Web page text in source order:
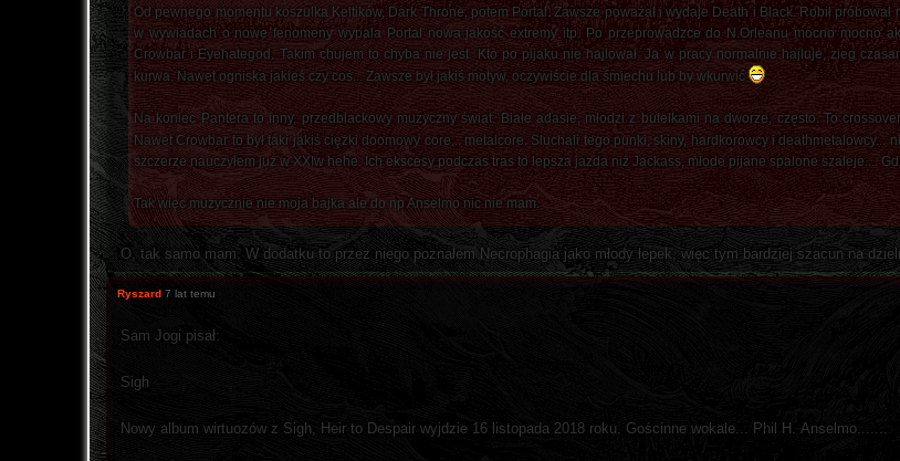
Od pewnego momentu koszulka Keltików, Dark Throne, potem Portal. Zawsze poważał i wydaje Death i Black. Robił
w wywiadach o nowe fenomeny wypala Portal nowa jakość extremy itp. Po przeprowadzce do N.Orleanu mocno mocno
Crowbar i Eyehategod. Takim chujem to chyba nie jest. Kto po pijaku nie hajlował. Ja w pracy normalnie hajluje, zieg
kurwa. Nawet ogniska jakieś czy coś... Zawsze był jakiś motyw, oczywiście dla śmiechu lub by wkurwić
Na koniec Pantera to inny, przedblackowy muzyczny świat. Białe adasie, młodzi z butelkami na dworze, często. To
Nawet Crowbar to był taki jakiś ciężki doomowy core... metalcore. Sluchali tego punki, skiny, hardkorowcy i deathmetalowcy...
szczerze nauczyłem już w XXIw hehe. Ich ekscesy podczas tras to lepsza jazda niż Jackass, młode pijane spalone szaleje....
Tak więc muzycznie nie moja bajka ale do np Anselmo nic nie mam.
O, tak samo mam. W dodatku to przez niego poznałem Necrophagia jako młody łepek, więc tym bardziej szacun na
Ryszard 7 lat temu
Sam Jogi pisał:
Sigh
Nowy album wirtuozów z Sigh, Heir to Despair wyjdzie 16 listopada 2018 roku. Gościnne wokale... Phil H. Anselmo.......